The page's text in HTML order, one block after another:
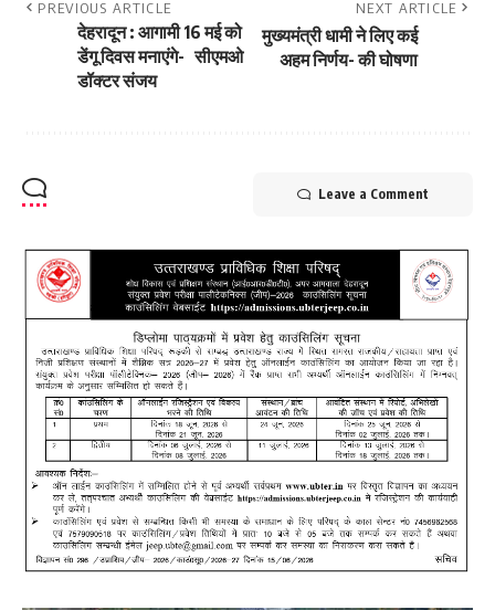
PREVIOUS ARTICLE
देहरादून : आगामी 16 मई को
डेंगू दिवस मनाएंगे- सीएमओ
डॉक्टर संजय
NEXT ARTICLE
मुख्यमंत्री धामी ने लिए कई
अहम निर्णय- की घोषणा
Leave a Comment